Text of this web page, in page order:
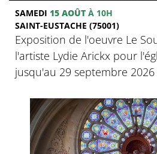
SAMEDI 15 AOÛT À 10H
SAINT-EUSTACHE (75001)
Exposition de l'oeuvre Le
l'artiste Lydie Arickx pour
jusqu'au 29 septembre 2026